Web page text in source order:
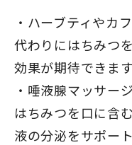
ハーブティやカ
代わりにはちみつ
効果が期待できます
唾液腺マッサー
はちみつを口に含
液の分泌をサポー